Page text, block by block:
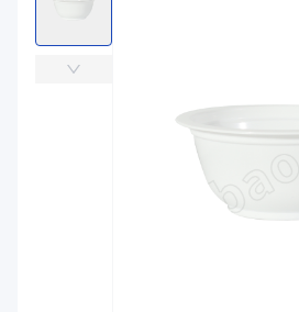
商品分类